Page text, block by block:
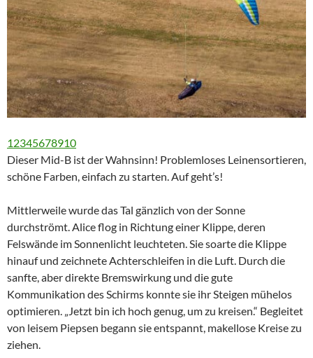
12345678910
Dieser Mid-B ist der Wahnsinn! Problemloses Leinensortieren,
schöne Farben, einfach zu starten. Auf geht’s!
Mittlerweile wurde das Tal gänzlich von der Sonne
durchströmt. Alice flog in Richtung einer Klippe, deren
Felswände im Sonnenlicht leuchteten. Sie soarte die Klippe
hinauf und zeichnete Achterschleifen in die Luft. Durch die
sanfte, aber direkte Bremswirkung und die gute
Kommunikation des Schirms konnte sie ihr Steigen mühelos
optimieren. „Jetzt bin ich hoch genug, um zu kreisen.“ Begleitet
von leisem Piepsen begann sie entspannt, makellose Kreise zu
ziehen.